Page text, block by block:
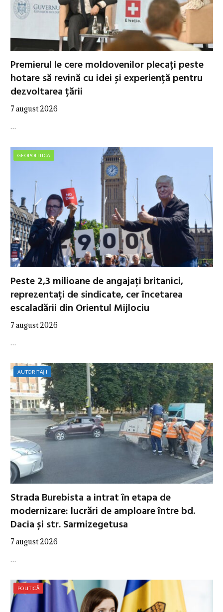
Premierul le cere moldovenilor plecați peste
hotare să revină cu idei și experiență pentru
dezvoltarea țării
7 august 2026
…
GEOPOLITICA
Peste 2,3 milioane de angajați britanici,
reprezentați de sindicate, cer încetarea
escaladării din Orientul Mijlociu
7 august 2026
…
AUTORITĂȚI
Strada Burebista a intrat în etapa de
modernizare: lucrări de amploare între bd.
Dacia și str. Sarmizegetusa
7 august 2026
…
POLITICĂ